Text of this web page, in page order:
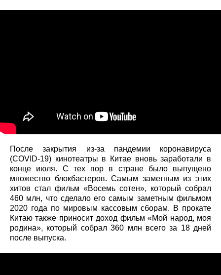
После закрытия из-за пандемии коронавируса
(COVID-19) кинотеатры в Китае вновь заработали в
конце июля. С тех пор в стране было выпущено
множество блокбастеров. Самым заметным из этих
хитов стал фильм «Восемь сотен», который собрал
460 млн, что сделало его самым заметным фильмом
2020 года по мировым кассовым сборам. В прокате
Китаю также приносит доход фильм «Мой народ, моя
родина», который собрал 360 млн всего за 18 дней
после выпуска.